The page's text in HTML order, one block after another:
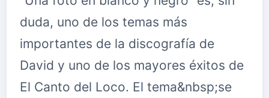
duda, uno de los temas más
importantes de la discografía de
David y uno de los mayores éxitos de
El Canto del Loco. El tema&nbsp;se